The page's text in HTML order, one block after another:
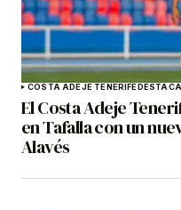
COSTA ADEJE TENERIFE
El Costa Adeje
en Tafalla con un
Alavés